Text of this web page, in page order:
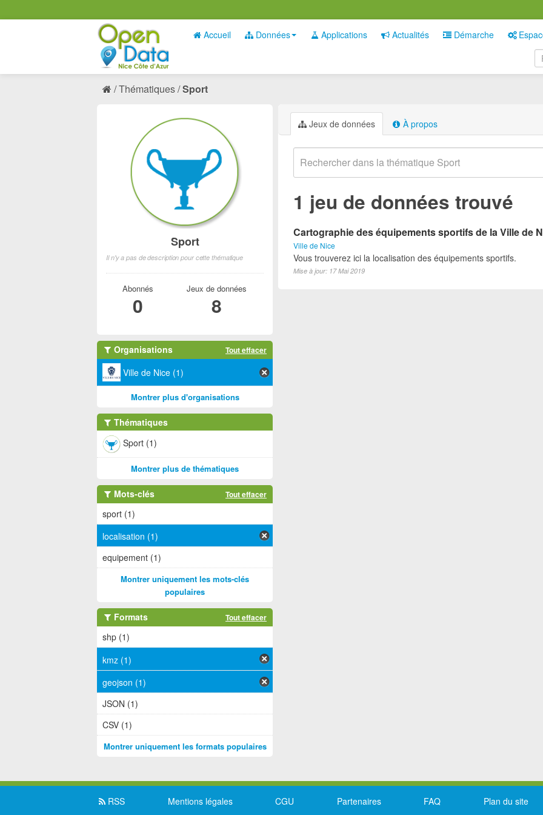
Accueil Données Applications Actualités Démarche
Thématiques Sport
Jeux de données À propos
1 jeu de données trouvé
Cartographie des équipements sportifs de la Ville de
Ville de Nice
Vous trouverez ici la localisation des équipements sportifs.
Mise à jour: 17 Mai 2019
Sport
Il n'y a pas de description pour cette thématique
Abonnés
0
Jeux de données
8
Organisations Tout effacer
Ville de Nice (1)
Montrer plus d'organisations
Thématiques
Sport (1)
Montrer plus de thématiques
Mots-clés Tout effacer
sport (1)
localisation (1)
equipement (1)
Montrer uniquement les mots-clés
populaires
Formats Tout effacer
shp (1)
kmz (1)
geojson (1)
JSON (1)
CSV (1)
Montrer uniquement les formats populaires
RSS Mentions légales CGU Partenaires FAQ Plan du site